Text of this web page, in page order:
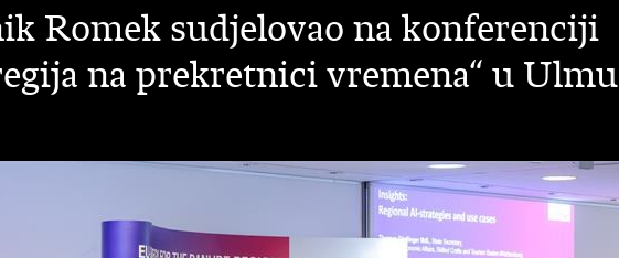
Romek sudjelovao na konferenciji
na prekretnici vremena“ u Ulmu